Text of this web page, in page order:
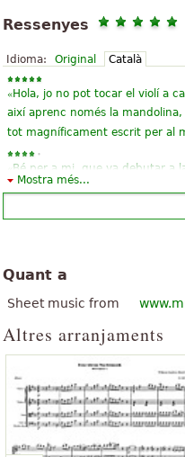
Ressenyes
Idioma: Original Català
«Hola, jo no pot tocar el violí a
així aprenc només la
tot magníficament escrit per al
Bé per a mi, que va debutar a
aficionat tota la meva vida, així
bona fins a adquirir l'agilitat
rítmica.»
«Molt bé, em va agradar el cul
Només parlo bé de Cantorion.
Molt bonic... M'agrada aquesta
Mostra més...
Quant a
Sheet music from
Altres arranjaments